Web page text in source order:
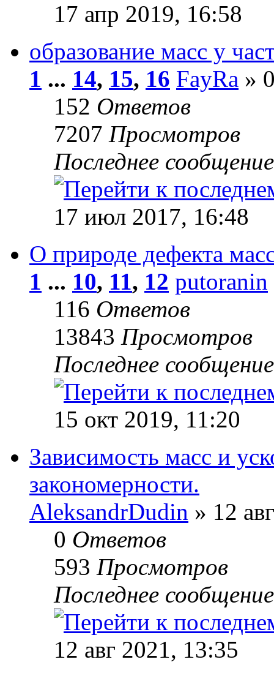
17 апр 2019, 16:58
образование масс у
1 ... 14, 15, 16 FayRa »
152 Ответов
7207 Просмотров
Последнее
17 июл 2017, 16:48
О природе дефекта
1 ... 10, 11, 12 putoranin
116 Ответов
13843 Просмотров
Последнее
15 окт 2019, 11:20
Зависимость масс и
закономерности.
AleksandrDudin » 12
0 Ответов
593 Просмотров
Последнее
12 авг 2021, 13:35